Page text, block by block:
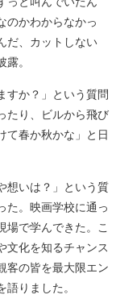
のかわからなかっ
だ、カットしない
。
すか？」という質問
たり、ビルから飛び
て春か秋かな」と日
想いは？」という質
た。映画学校に通っ
場で学んできた。こ
文化を知るチャンス
客の皆を最大限エン
りました。